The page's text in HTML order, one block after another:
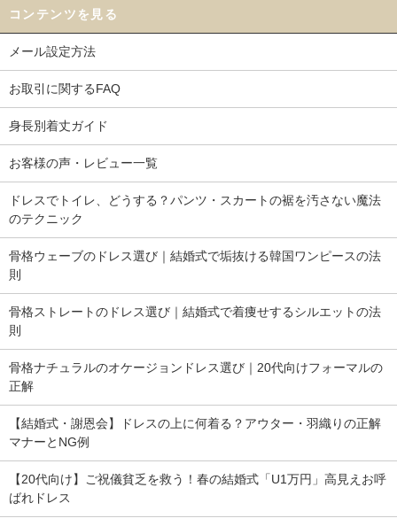
コンテンツを見る
メール設定方法
お取引に関するFAQ
身長別着丈ガイド
お客様の声・レビュー一覧
ドレスでトイレ、どうする？パンツ・スカートの裾を汚さない魔法
のテクニック
骨格ウェーブのドレス選び｜結婚式で垢抜ける韓国ワンピースの法
則
骨格ストレートのドレス選び｜結婚式で着痩せするシルエットの法
則
骨格ナチュラルのオケージョンドレス選び｜20代向けフォーマルの
正解
【結婚式・謝恩会】ドレスの上に何着る？アウター・羽織りの正解
マナーとNG例
【20代向け】ご祝儀貧乏を救う！春の結婚式「U1万円」高見えお呼
ばれドレス